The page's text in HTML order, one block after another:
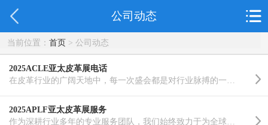
公司动态
当前位置： 首页> 公司动态
2025ACLE亚太皮革展电话
2025APLF亚太皮革展服务
作为深耕行业多年的专业服务团队，我们始终致力于为全球皮革产业搭建高效、专业的交流平台。多年来，我们..……